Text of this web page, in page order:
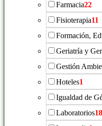
Farmacia22
Fisioterapia11
Formación,
Geriatría y
Gestión
Hoteles1
Igualdad de
Laboratorios18